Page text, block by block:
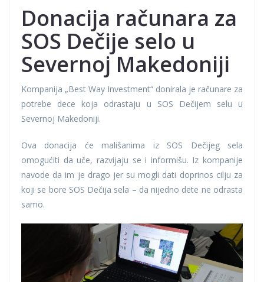
Donacija računara za
SOS Dečije selo u
Severnoj Makedoniji
Kompanija „Best Way Investment“ donirala je računare za
potrebe dece koja odrastaju u SOS Dečijem selu u
Severnoj Makedoniji.
Ova donacija će mališanima iz SOS Dečijeg sela
omogućiti da uče, razvijaju se i informišu. Iz kompanije
navode da im je drago jer su mogli dati doprinos cilju za
koji se bore SOS Dečija sela – da nijedno dete ne odrasta
samo.